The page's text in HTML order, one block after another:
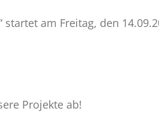
am Freitag, den
Projekte ab!